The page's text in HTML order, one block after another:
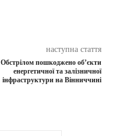
наступна стаття
Обстрілом пошкоджено об’єкти
енергетичної та залізничної
інфраструктури на Вінниччині